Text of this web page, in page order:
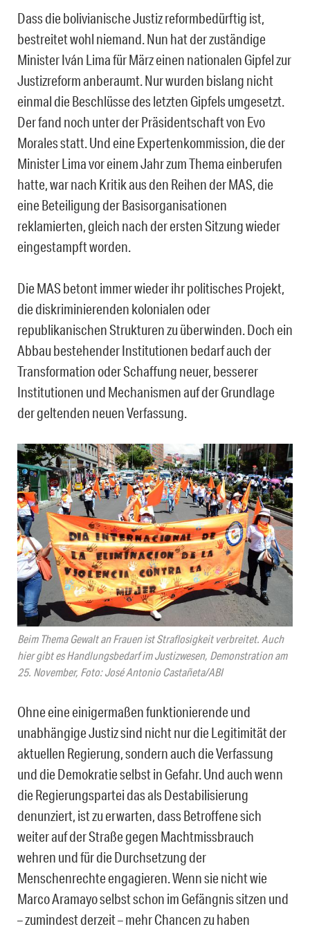
Dass die bolivianische Justiz reformbedürftig ist,
bestreitet wohl niemand. Nun hat der zuständige
Minister Iván Lima für März einen nationalen Gipfel zur
Justizreform anberaumt. Nur wurden bislang nicht
einmal die Beschlüsse des letzten Gipfels umgesetzt.
Der fand noch unter der Präsidentschaft von Evo
Morales statt. Und eine Expertenkommission, die der
Minister Lima vor einem Jahr zum Thema einberufen
hatte, war nach Kritik aus den Reihen der MAS, die
eine Beteiligung der Basisorganisationen
reklamierten, gleich nach der ersten Sitzung wieder
eingestampft worden.
Die MAS betont immer wieder ihr politisches Projekt,
die diskriminierenden kolonialen oder
republikanischen Strukturen zu überwinden. Doch ein
Abbau bestehender Institutionen bedarf auch der
Transformation oder Schaffung neuer, besserer
Institutionen und Mechanismen auf der Grundlage
der geltenden neuen Verfassung.
Beim Thema Gewalt an Frauen ist Straflosigkeit verbreitet. Auch
hier gibt es Handlungsbedarf im Justizwesen, Demonstration am
25. November, Foto: José Antonio Castañeta/ABI
Ohne eine einigermaßen funktionierende und
unabhängige Justiz sind nicht nur die Legitimität der
aktuellen Regierung, sondern auch die Verfassung
und die Demokratie selbst in Gefahr. Und auch wenn
die Regierungspartei das als Destabilisierung
denunziert, ist zu erwarten, dass Betroffene sich
weiter auf der Straße gegen Machtmissbrauch
wehren und für die Durchsetzung der
Menschenrechte engagieren. Wenn sie nicht wie
Marco Aramayo selbst schon im Gefängnis sitzen und
– zumindest derzeit – mehr Chancen zu haben